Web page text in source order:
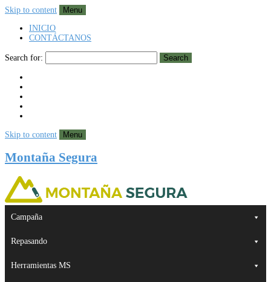
Skip to content
Menu
INICIO
CONTÁCTANOS
Search for: Search
Skip to content Menu
Montaña Segura
Campaña
Repasando
Herramientas MS